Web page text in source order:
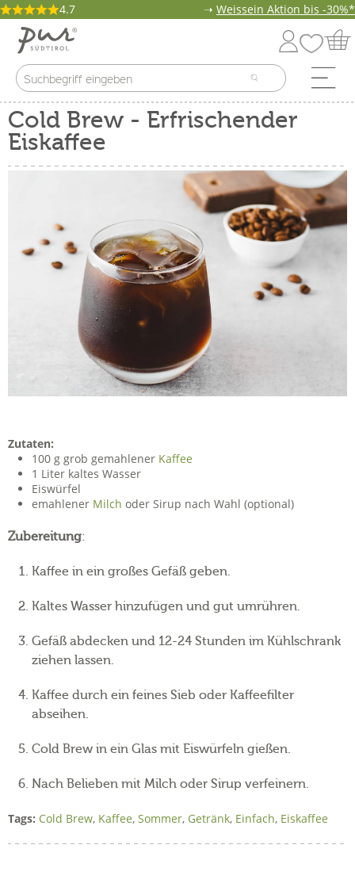
4.7 ➝ Weissein Aktion bis -30%*
Cold Brew - Erfrischender
Eiskaffee
Zutaten:
100 g grob gemahlener Kaffee
1 Liter kaltes Wasser
Eiswürfel
emahlener Milch oder Sirup nach Wahl (optional)
Zubereitung:
Kaffee in ein großes Gefäß geben.
Kaltes Wasser hinzufügen und gut umrühren.
Gefäß abdecken und 12-24 Stunden im Kühlschrank
ziehen lassen.
Kaffee durch ein feines Sieb oder Kaffeefilter
abseihen.
Cold Brew in ein Glas mit Eiswürfeln gießen.
Nach Belieben mit Milch oder Sirup verfeinern.
Tags: Cold Brew, Kaffee, Sommer, Getränk, Einfach, Eiskaffee